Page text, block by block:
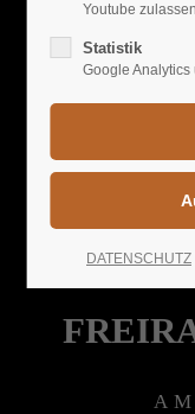
Anmelden
Lorem ipsum
/
Youtube zulassen
Statistik
Google
DATENSCHUTZ